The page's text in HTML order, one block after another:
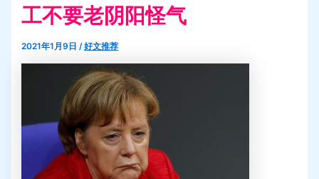
工不要老阴阳怪气
2021年1月9日/好文推荐